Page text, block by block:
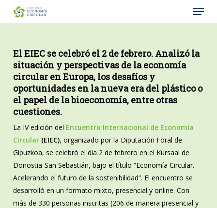
Menu
El EIEC se celebró el 2 de febrero. Analizó la
situación y perspectivas de la economía
circular en Europa, los desafíos y
oportunidades en la nueva era del plástico o
el papel de la bioeconomía, entre otras
cuestiones.
La IV edición del Encuentro Internacional de Economía
Circular(EIEC), organizado por la Diputación Foral de
Gipuzkoa, se celebró el día 2 de febrero en el Kursaal de
Donostia-San Sebastián, bajo el título “Economía Circular.
Acelerando el futuro de la sostenibilidad”. El encuentro se
desarrolló en un formato mixto, presencial y online. Con
más de 330 personas inscritas (206 de manera presencial y